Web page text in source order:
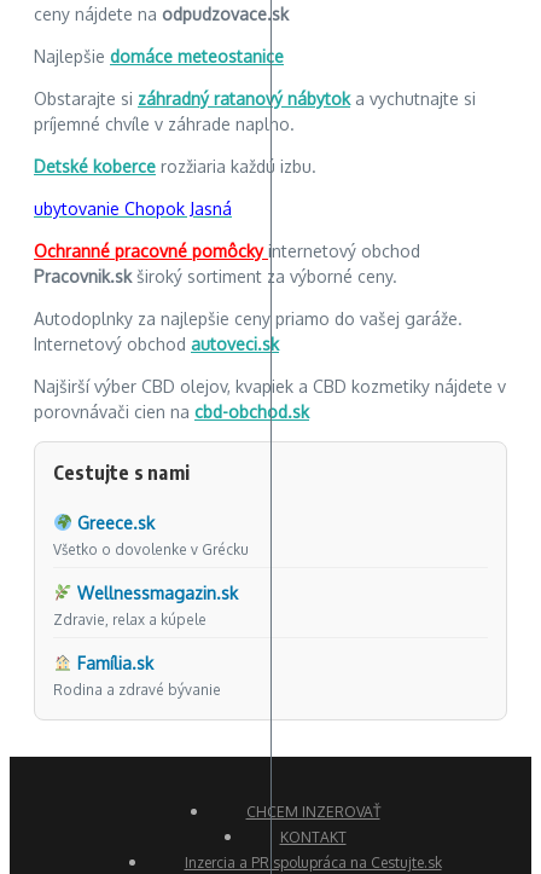
ceny nájdete na odpudzovace.sk
Najlepšie domáce meteostanice
Obstarajte si záhradný ratanový nábytoka vychutnajte si
príjemné chvíle v záhrade naplno.
Detské koberce rozžiaria každú izbu.
ubytovanie Chopok Jasná
Ochranné pracovné pomôckyinternetový obchod
Pracovnik.skširoký sortiment za výborné ceny.
Autodoplnky za najlepšie ceny priamo do vašej garáže.
Internetový obchod autoveci.sk
Najširší výber CBD olejov, kvapiek a CBD kozmetiky nájdete v
porovnávači cien na cbd-obchod.sk
Cestujte s nami
Greece.sk
Všetko o dovolenke v Grécku
Wellnessmagazin.sk
Zdravie, relax a kúpele
Família.sk
Rodina a zdravé bývanie
CHCEM INZEROVAŤ
KONTAKT
Inzercia a PR spolupráca na Cestujte.sk